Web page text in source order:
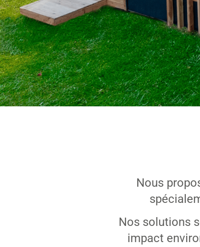
Nous
Nos solutions
impact